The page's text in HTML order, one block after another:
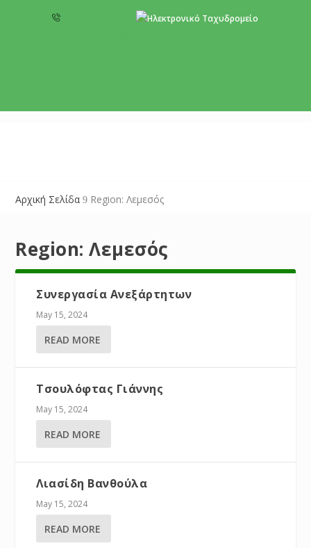
Αρχική Σελίδα 9 Region: Λεμεσός
Region:Λεμεσός
Συνεργασία Ανεξάρτητων
May 15, 2024
READ MORE
Τσουλόφτας Γιάννης
May 15, 2024
READ MORE
Λιασίδη Βανθούλα
May 15, 2024
READ MORE